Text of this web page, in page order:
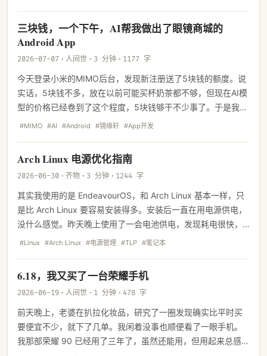
三块钱，一个下午，AI帮我做出了眼镜商城的
Android App
2026-07-07 · 人间世 · 3 分钟 · 1177 字
今天登录小米的MIMO后台，发现新注册送了5块钱的额度。说
实话，5块钱不多，放在以前可能买杯奶茶都不够，但现在AI模
型的价格已经卷到了这个程度，5块钱够干不少事了。于是我就
想，不如给镜缘轩做个Android的App吧。
#MIMO #AI #Android #镜缘轩 #App开发
Arch Linux 电源优化指南
2026-06-30 · 齐物 · 3 分钟 · 1244 字
其实我使用的是 EndeavourOS，和 Arch Linux 基本一样，只
是比 Arch Linux 要容易安装得多。安装后一直在用电源供电，
没什么感觉。昨天晚上使用了一会电池供电，发现耗电很快，
和 Ubuntu 相比续航明显更短。于是，我让 Hermes 给进行了
#Linux #Arch Linux #电源管理 #TLP #笔记本
6.18，我又买了一台荣耀手机
2026-06-19 · 人间世 · 1 分钟 · 478 字
前天晚上，老婆在扒拉化妆品，研究了一圈发现确实比平时买
要便宜不少，就下了几单。我闲着没事也顺便看了一眼手机。
我那部荣耀 90 已经用了三年了，虽然还能用，但用起来总感觉